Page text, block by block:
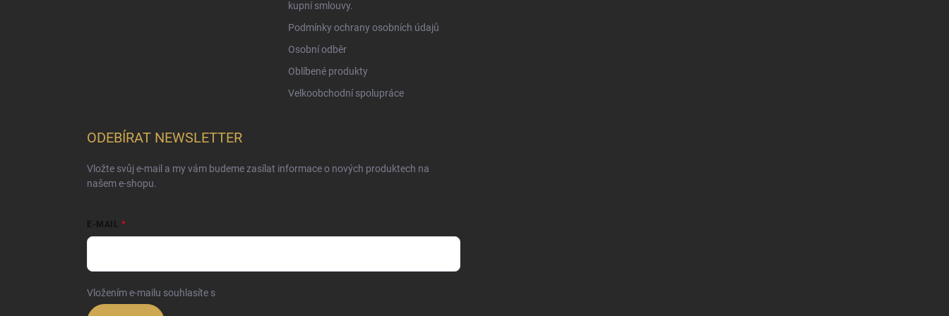
kupní smlouvy.
Podmínky ochrany osobních údajů
Osobní odběr
Oblíbené produkty
Velkoobchodní spolupráce
ODEBÍRAT NEWSLETTER
Vložte svůj e-mail a my vám budeme zasílat informace o nových produktech na
našem e-shopu.
E-MAIL
Vložením e-mailu souhlasíte s